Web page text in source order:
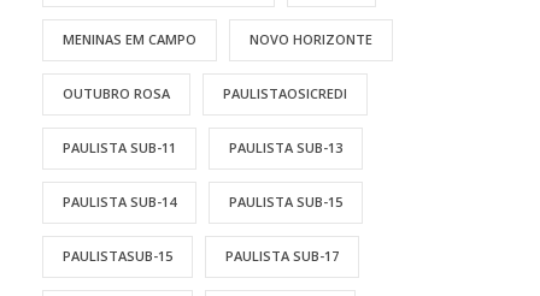
MENINAS EM CAMPO NOVO HORIZONTE
OUTUBRO ROSA PAULISTAOSICREDI
PAULISTA SUB-11 PAULISTA SUB-13
PAULISTA SUB-14 PAULISTA SUB-15
PAULISTASUB-15 PAULISTA SUB-17